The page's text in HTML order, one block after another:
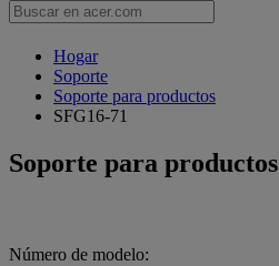
Hogar
Soporte
Soporte para productos
SFG16-71
Soporte para productos
Número de modelo: